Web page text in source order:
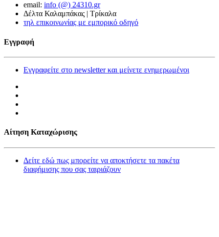
email: info (@) 24310.gr
Δέλτα Καλαμπάκας | Τρίκαλα
τηλ επικοινωνίας με εμπορικό οδηγό
Εγγραφή
Εγγραφείτε στο newsletter και μείνετε ενημερωμένοι
Αίτηση Καταχώρισης
Δείτε εδώ πως μπορείτε να αποκτήσετε τα πακέτα
διαφήμισης που σας ταιριάζουν